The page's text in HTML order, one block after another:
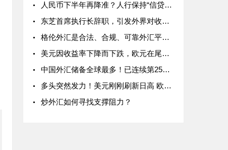
人民币下半年再降准？人行保持“信贷平稳增长仍需努力”积极信号 座谈会：提高银行放款能力 强化信贷总量增长稳定性
东芝首席执行长辞职，引发外界对收购要约的质疑
格伦外汇是合法、合规、可靠外汇平台吗？
美元因收益率下降而下跌，欧元在尾盘得到额外提振
中国外汇储备全球最多！已连续第25个月保持在3.1万亿美元之上
多头突然发力！美元刚刚刷新日高 欧元、英镑、日元和澳元最新交易分析
炒外汇如何寻找支撑阻力？